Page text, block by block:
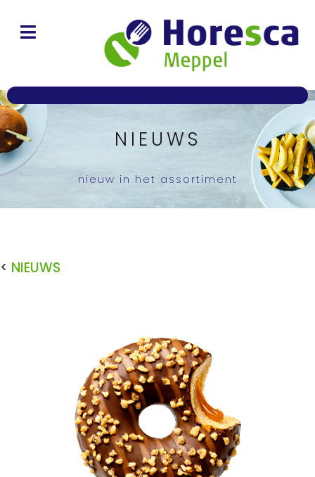
NIEUWS
nieuw in het assortiment
< NIEUWS